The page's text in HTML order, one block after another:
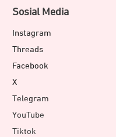
Sosial Media
Instagram
Threads
Facebook
X
Telegram
YouTube
Tiktok